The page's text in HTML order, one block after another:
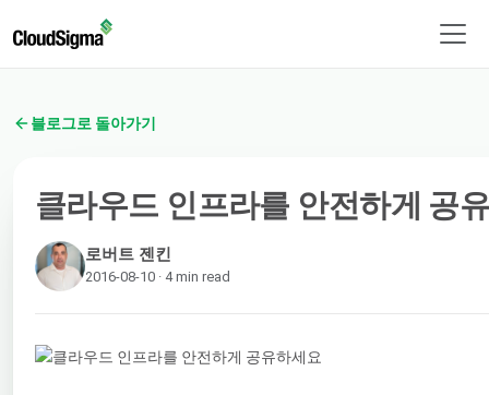
블로그로 돌아가기
클라우드 인프라를 안전하게 공
로버트 젠킨
2016-08-10 · 4 min read